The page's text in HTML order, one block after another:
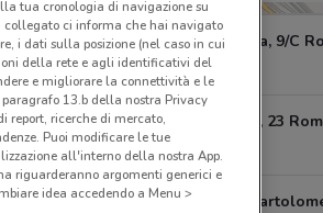
Via Ravenna, 9/C
285 m
Via Imperia, 23
321 m
Via Carlo
tua cronologia di navigazione su
collegato ci informa che hai navigato
i dati sulla posizione (nel caso in cui
della rete e agli identificativi del
e migliorare la connettività e le
13.b della nostra Privacy
report, ricerche di mercato,
Puoi modificare le tue
all'interno della nostra App.
riguarderanno argomenti generici e
idea accedendo a Menu >